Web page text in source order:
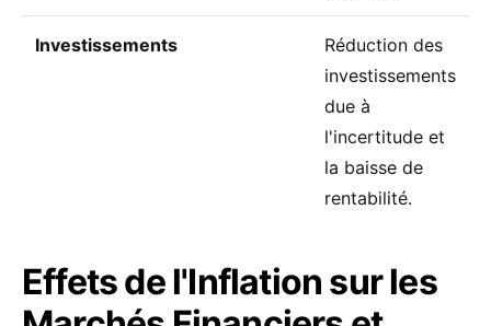
Investissements
Réduction des
investissements
due à
l'incertitude et
la baisse de
rentabilité.
Effets de l'Inflation sur les